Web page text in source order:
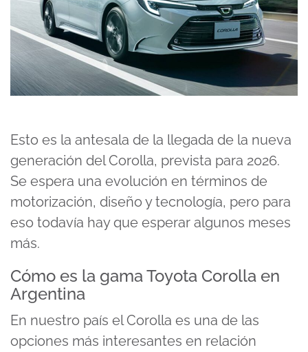
Esto es la antesala de la llegada de la nueva
generación del Corolla, prevista para 2026.
Se espera una evolución en términos de
motorización, diseño y tecnología, pero para
eso todavía hay que esperar algunos meses
más.
Cómo es la gama Toyota Corolla en
Argentina
En nuestro país el Corolla es una de las
opciones más interesantes en relación